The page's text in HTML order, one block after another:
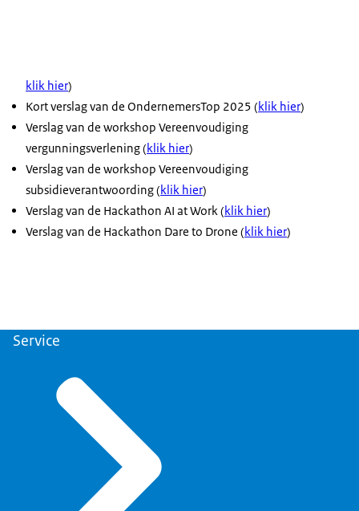
klik hier)
Kort verslag van de OndernemersTop 2025 (klik hier)
Verslag van de workshop Vereenvoudiging
vergunningsverlening (klik hier)
Verslag van de workshop Vereenvoudiging
subsidieverantwoording (klik hier)
Verslag van de Hackathon AI at Work (klik hier)
Verslag van de Hackathon Dare to Drone (klik hier)
Service